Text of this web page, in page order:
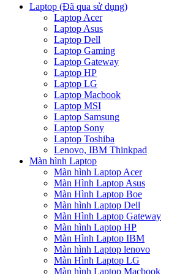
Laptop (Đã qua sử dụng)
Laptop Acer
Laptop Asus
Laptop Dell
Laptop Gaming
Laptop Gateway
Laptop HP
Laptop LG
Laptop Macbook
Laptop MSI
Laptop Samsung
Laptop Sony
Laptop Toshiba
Lenovo, IBM Thinkpad
Màn hình Laptop
Màn hình Laptop Acer
Màn Hình Laptop Asus
Màn Hình Laptop Boe
Màn hình Laptop Dell
Màn Hình Laptop Gateway
Màn hình Laptop HP
Màn Hình Laptop IBM
Màn hình Laptop lenovo
Màn Hình Laptop LG
Màn hình Laptop Macbook